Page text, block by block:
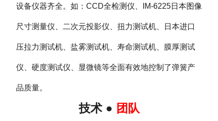
设备仪器齐全。如：CCD全检测仪、IM-6225日本图像
尺寸测量仪、二次元投影仪、扭力测试机、日本进口
压拉力测试机、盐雾测试机、寿命测试机、膜厚测试
仪、硬度测试仪、显微镜等全面有效地控制了弹簧产
品质量。
技术 ● 团队